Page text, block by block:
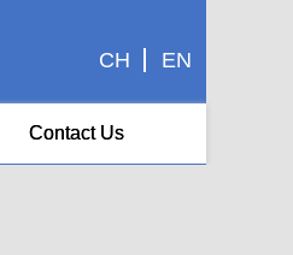
CH EN
Contact Us